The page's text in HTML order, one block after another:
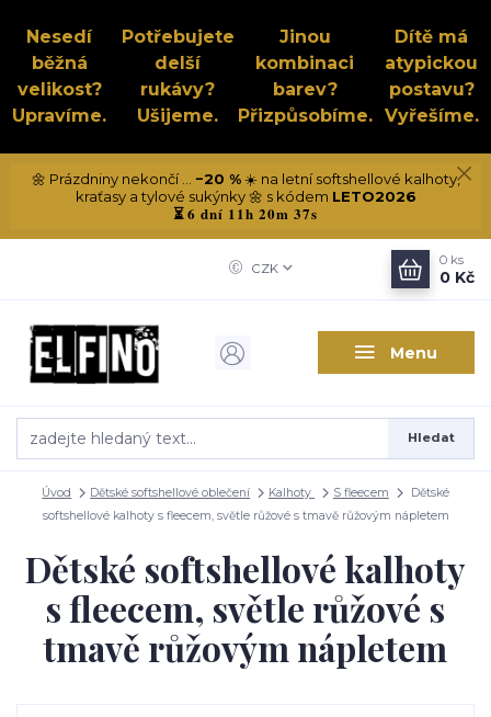
Nesedí
běžná
velikost?
Upravíme.
Potřebujete
delší
rukávy?
Ušijeme.
Jinou
kombinaci
barev?
Přizpůsobíme.
Dítě má
atypickou
postavu?
Vyřešíme.
🌼 Prázdniny nekončí ... −20 %☀️ na letní softshellové kalhoty,
kraťasy a tylové sukýnky 🌼 s kódem LETO2026
⏳6 dní 11h 20m 36s
Menu
CZK
Hledat
0 ks
0 Kč
Úvod Dětské softshellové oblečení Kalhoty S fleecem
Dětské
softshellové kalhoty s fleecem, světle růžové s tmavě růžovým nápletem
Dětské softshellové kalhoty
s fleecem, světle růžové s
tmavě růžovým nápletem